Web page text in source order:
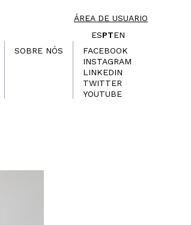
ÁREA DE USUARIO
ESPTEN
SOBRE NÓS
FACEBOOK
INSTAGRAM
LINKEDIN
TWITTER
YOUTUBE